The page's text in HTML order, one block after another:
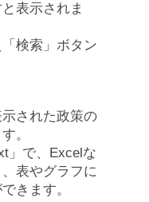
表示されま
検索」ボタン
された政策の
。
」で、Excelな
表やグラフに
きます。